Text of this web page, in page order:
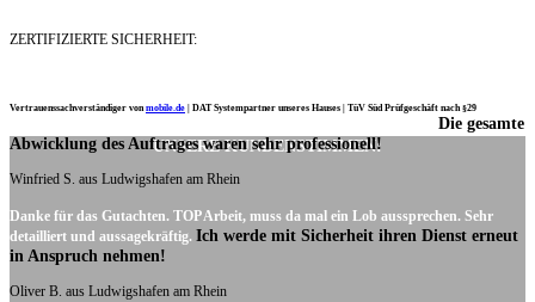
ZERTIFIZIERTE SICHERHEIT:
Vertrauenssachverständiger vonmobile.de DAT Systempartner unseres Hauses | TüV Süd Prüfgeschäft nach §29
UNSERE KUNDENSTIMMEN:
Die gesamte
Abwicklung des Auftrages waren sehr professionell!
Winfried S. aus Ludwigshafen am Rhein
Danke für das Gutachten. TOP Arbeit, muss da mal ein Lob aussprechen. Sehr
detailliert und aussagekräftig. Ich werde mit Sicherheit ihren Dienst erneut
in Anspruch nehmen!
Oliver B. aus Ludwigshafen am Rhein